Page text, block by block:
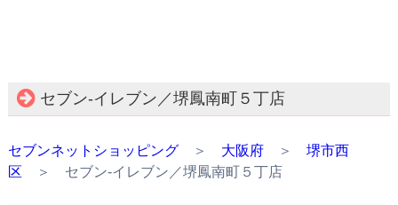
セブン‐イレブン／堺鳳南町５丁店
セブンネットショッピング＞ 大阪府＞ 堺市西
区 ＞ セブン‐イレブン／堺鳳南町５丁店